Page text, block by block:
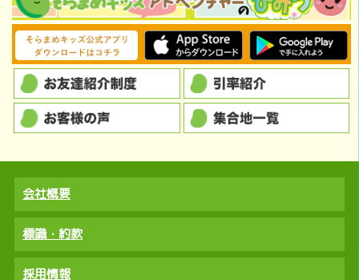
会社概要
標識・約款
採用情報